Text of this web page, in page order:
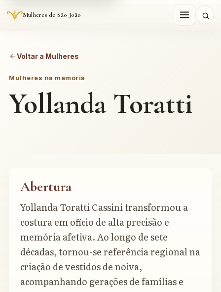
Mulheres de São João
Voltar a Mulheres
Mulheres na memória
Yollanda Toratti
Abertura
Yollanda Toratti Cassini transformou a
costura em ofício de alta precisão e
memória afetiva. Ao longo de sete
décadas, tornou-se referência regional na
criação de vestidos de noiva,
acompanhando gerações de famílias e